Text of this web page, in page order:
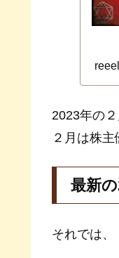
2023年の
２月は株
最新
それでは、